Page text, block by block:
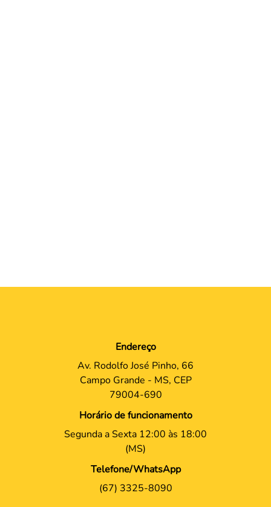
Endereço
Av. Rodolfo José Pinho, 66
Campo Grande - MS, CEP
79004-690
Horário de funcionamento
Segunda a Sexta 12:00 às 18:00
(MS)
Telefone/WhatsApp
(67) 3325-8090